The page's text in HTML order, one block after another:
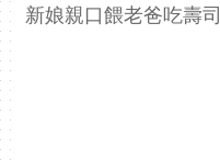
新娘親口餵老爸吃壽司